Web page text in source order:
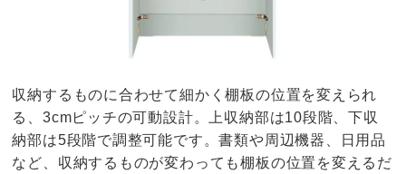
収納するものに合わせて細かく棚板の位置を変えられ
る、3cmピッチの可動設計。上収納部は10段階、下収
納部は5段階で調整可能です。書類や周辺機器、日用品
など、収納するものが変わっても棚板の位置を変えるだ